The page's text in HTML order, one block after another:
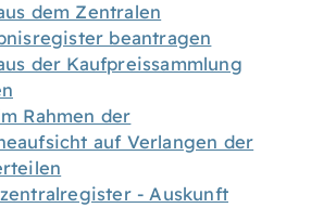
dem Zentralen
beantragen
der Kaufpreissammlung
Rahmen der
auf Verlangen der
- Auskunft